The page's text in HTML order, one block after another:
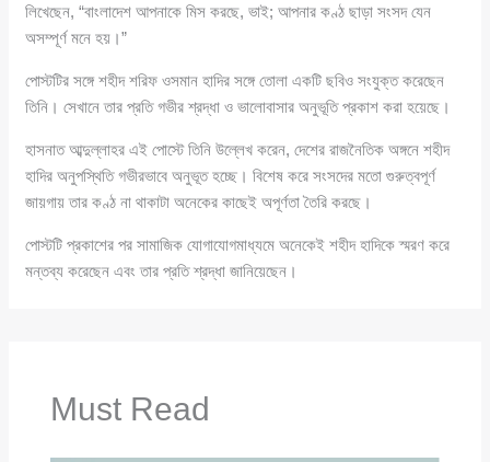
লিখেছেন, “বাংলাদেশ আপনাকে মিস করছে, ভাই; আপনার কণ্ঠ ছাড়া সংসদ যেন
অসম্পূর্ণ মনে হয়।”
পোস্টটির সঙ্গে শহীদ শরিফ ওসমান হাদির সঙ্গে তোলা একটি ছবিও সংযুক্ত করেছেন
তিনি। সেখানে তার প্রতি গভীর শ্রদ্ধা ও ভালোবাসার অনুভূতি প্রকাশ করা হয়েছে।
হাসনাত আব্দুল্লাহর এই পোস্টে তিনি উল্লেখ করেন, দেশের রাজনৈতিক অঙ্গনে শহীদ
হাদির অনুপস্থিতি গভীরভাবে অনুভূত হচ্ছে। বিশেষ করে সংসদের মতো গুরুত্বপূর্ণ
জায়গায় তার কণ্ঠ না থাকাটা অনেকের কাছেই অপূর্ণতা তৈরি করছে।
পোস্টটি প্রকাশের পর সামাজিক যোগাযোগমাধ্যমে অনেকেই শহীদ হাদিকে স্মরণ করে
মন্তব্য করেছেন এবং তার প্রতি শ্রদ্ধা জানিয়েছেন।
Must Read